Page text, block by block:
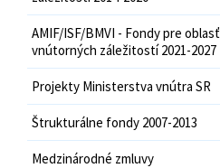
AMIF/ISF/BMVI - Fondy pre oblasť
vnútorných záležitostí 2021-2027
Projekty Ministerstva vnútra SR
Štrukturálne fondy 2007-2013
Medzinárodné zmluvy